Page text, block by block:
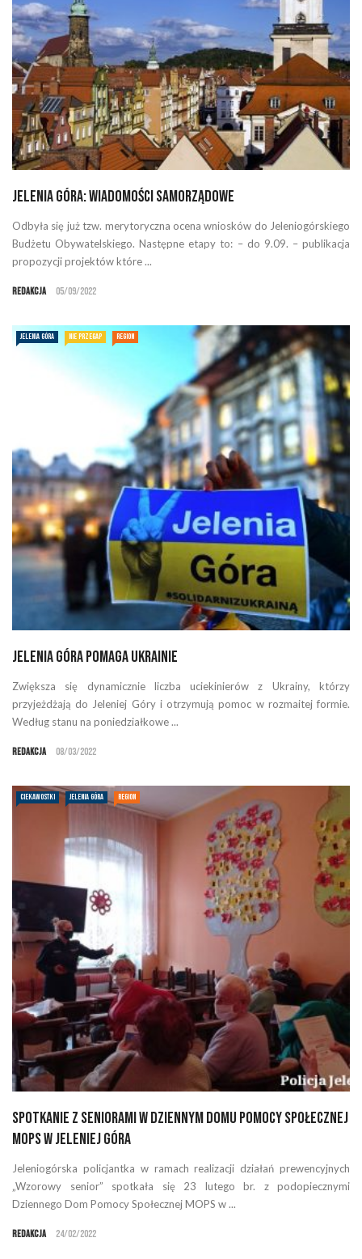
Jelenia Góra: Wiadomości samorządowe
Odbyła się już tzw. merytoryczna ocena wniosków do Jeleniogórskiego
Budżetu Obywatelskiego. Następne etapy to: – do 9.09. – publikacja
propozycji projektów które ...
Redakcja 05/09/2022
JELENIA GÓRA NIE PRZEGAP REGION
Jelenia Góra pomaga Ukrainie
Zwiększa się dynamicznie liczba uciekinierów z Ukrainy, którzy
przyjeżdżają do Jeleniej Góry i otrzymują pomoc w rozmaitej formie.
Według stanu na poniedziałkowe ...
Redakcja 08/03/2022
CIEKAWOSTKI JELENIA GÓRA REGION
Spotkanie z seniorami w Dziennym Domu Pomocy Społecznej
MOPS w Jeleniej Góra
Jeleniogórska policjantka w ramach realizacji działań prewencyjnych
„Wzorowy senior” spotkała się 23 lutego br. z podopiecznymi
Dziennego Dom Pomocy Społecznej MOPS w ...
Redakcja 24/02/2022